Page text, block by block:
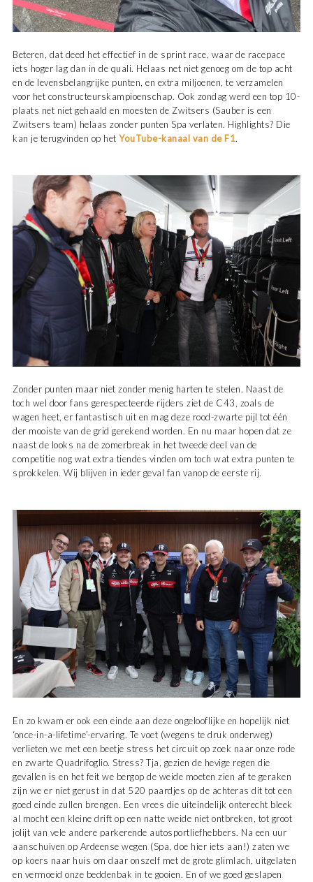
Beteren, dat deed het effectief in de sprint race, waar de racepace
iets hoger lag dan in de quali. Helaas net niet genoeg om de top acht
en de levensbelangrijke punten, en extra miljoenen, te verzamelen
voor het constructeurskampioenschap. Ook zondag werd een top 10-
plaats net niet gehaald en moesten de Zwitsers (Sauber is een
Zwitsers team) helaas zonder punten Spa verlaten. Highlights? Die
kan je terugvinden op het YouTube-kanaal van de F1.
Zonder punten maar niet zonder menig harten te stelen. Naast de
toch wel door fans gerespecteerde rijders ziet de C43, zoals de
wagen heet, er fantastisch uit en mag deze rood-zwarte pijl tot één
der mooiste van de grid gerekend worden. En nu maar hopen dat ze
naast de looks na de zomerbreak in het tweede deel van de
competitie nog wat extra tiendes vinden om toch wat extra punten te
sprokkelen. Wij blijven in ieder geval fan vanop de eerste rij.
En zo kwam er ook een einde aan deze ongelooflijke en hopelijk niet
‘once-in-a-lifetime’-ervaring. Te voet (wegens te druk onderweg)
verlieten we met een beetje stress het circuit op zoek naar onze rode
en zwarte Quadrifoglio. Stress? Tja, gezien de hevige regen die
gevallen is en het feit we bergop de weide moeten zien af te geraken
zijn we er niet gerust in dat 520 paardjes op de achteras dit tot een
goed einde zullen brengen. Een vrees die uiteindelijk onterecht bleek
al mocht een kleine drift op een natte weide niet ontbreken, tot groot
jolijt van vele andere parkerende autosportliefhebbers. Na een uur
aanschuiven op Ardeense wegen (Spa, doe hier iets aan!) zaten we
op koers naar huis om daar onszelf met de grote glimlach, uitgelaten
en vermoeid onze beddenbak in te gooien. En of we goed geslapen